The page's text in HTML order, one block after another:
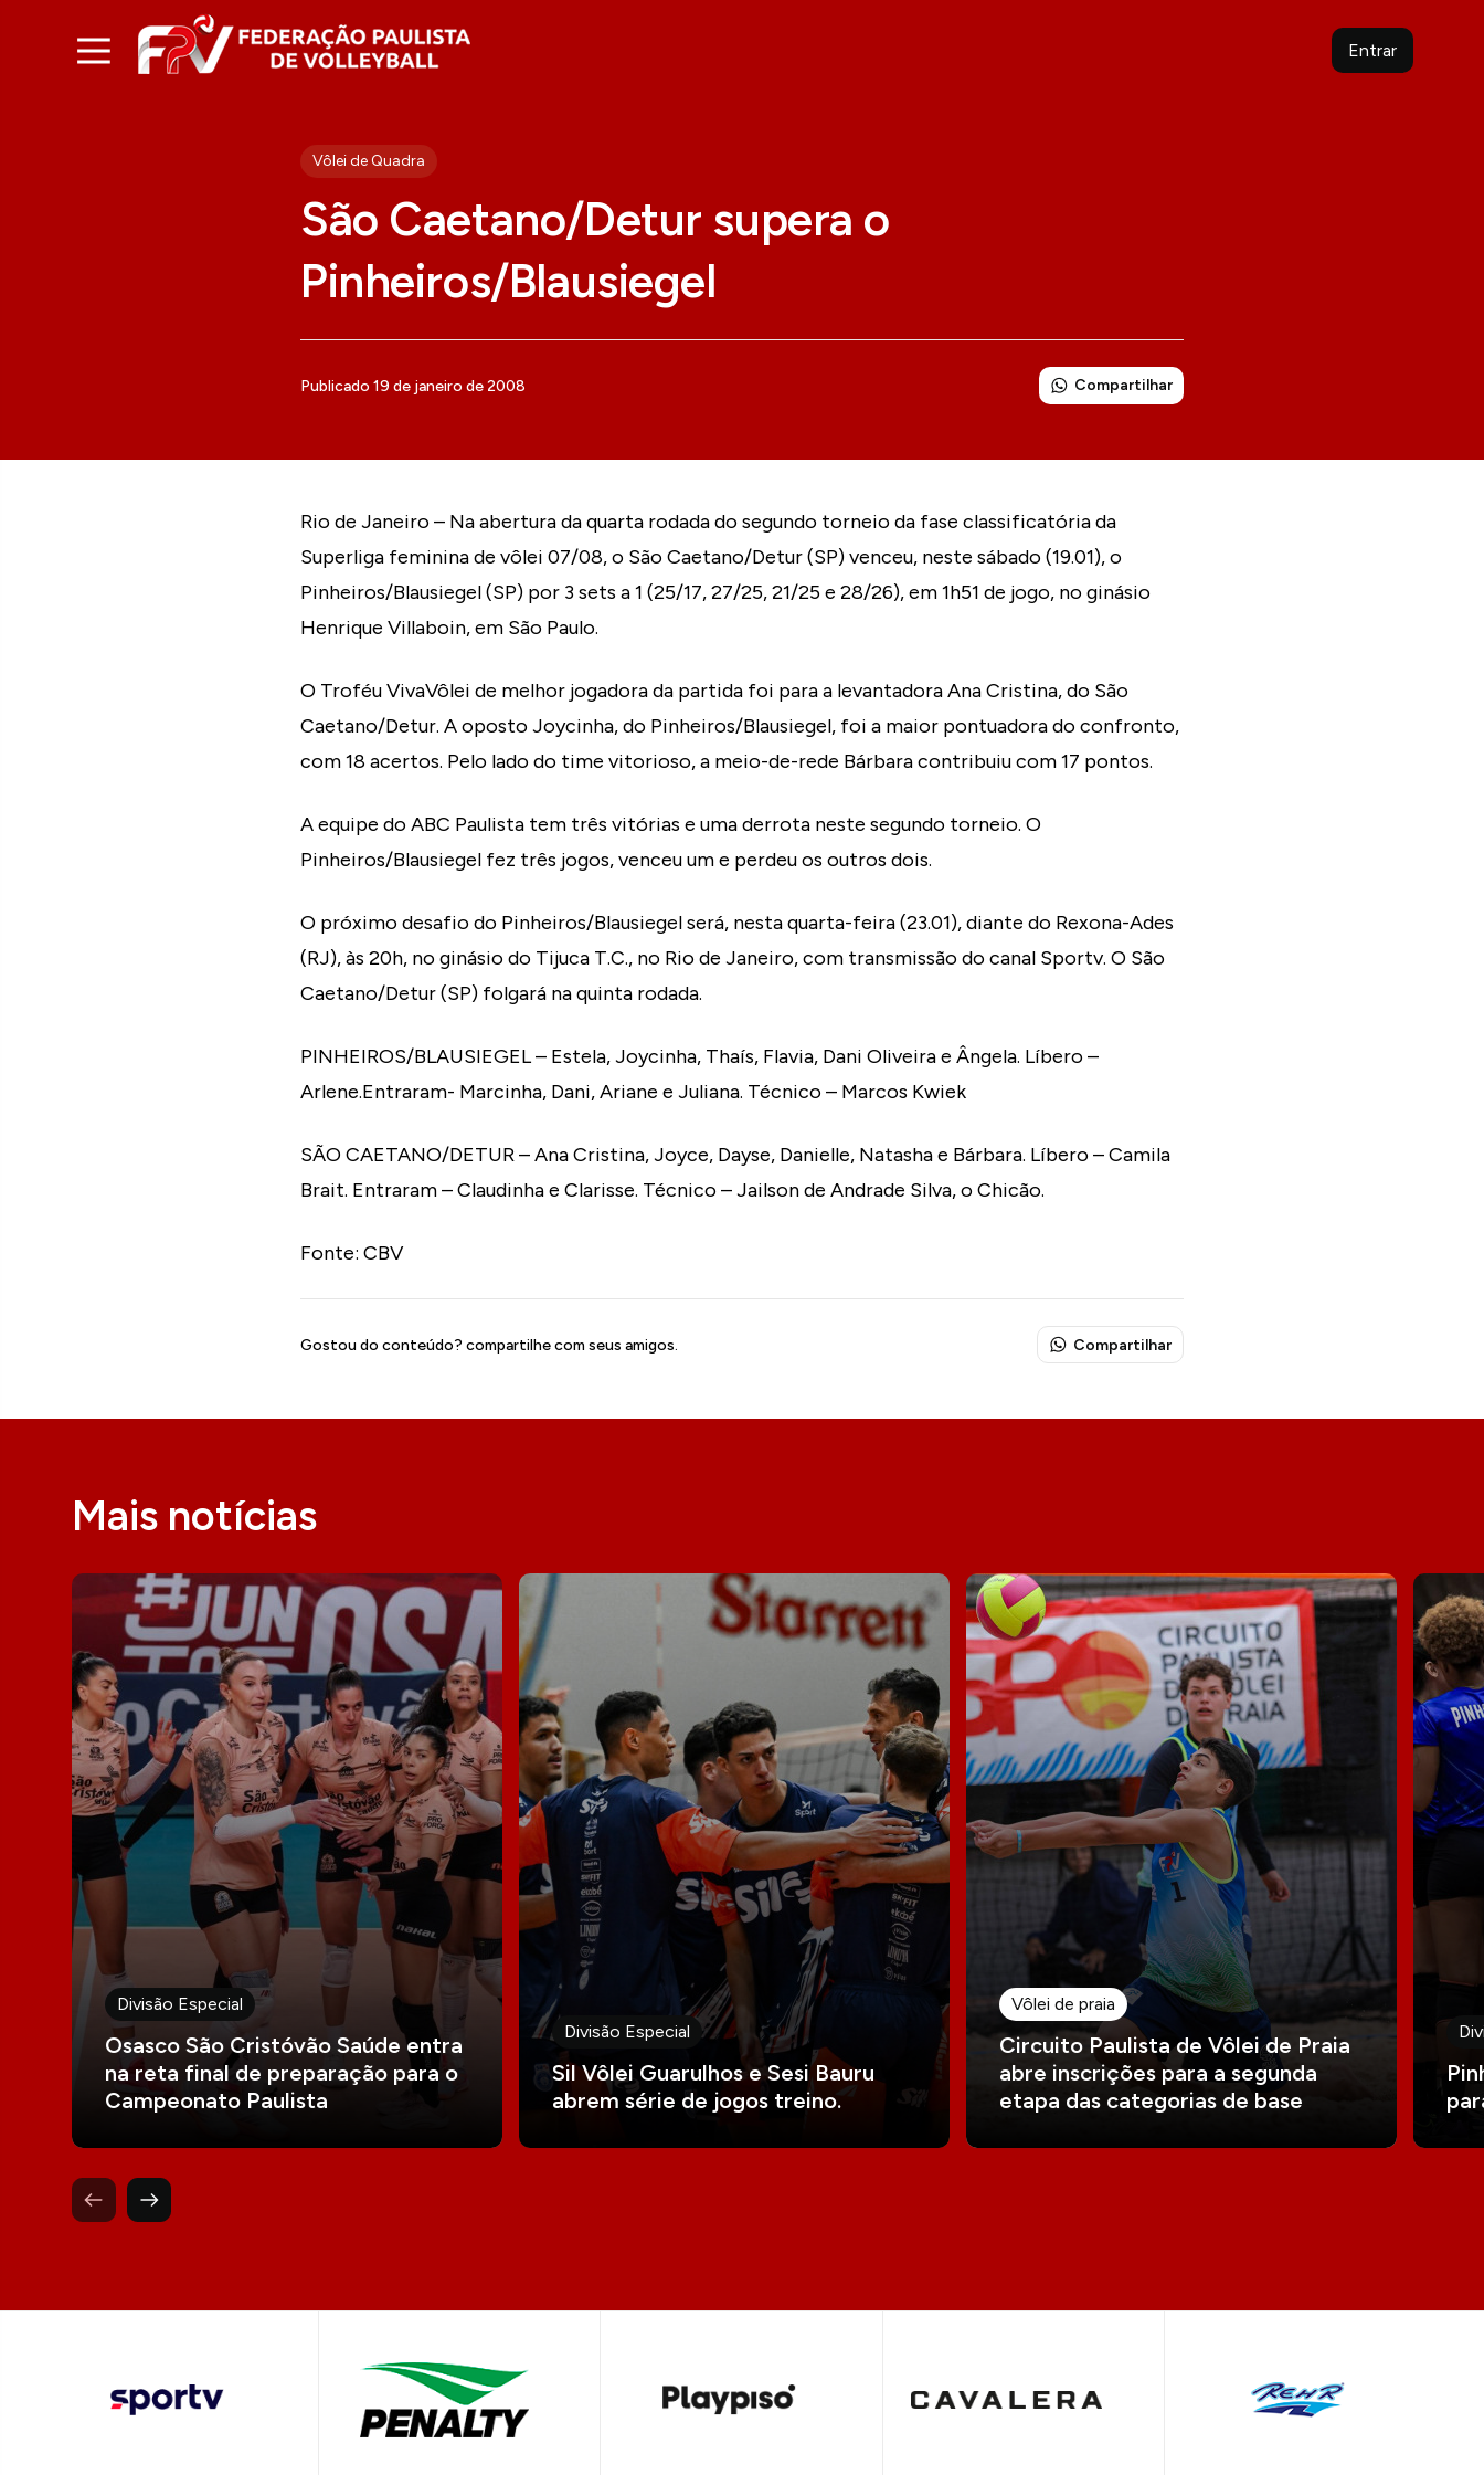
Entrar
Vôlei de Quadra
São Caetano/Detur supera o
Pinheiros/Blausiegel
Publicado 19 de janeiro de 2008 Compartilhar
Rio de Janeiro – Na abertura da quarta rodada do segundo torneio da fase classificatória da
Superliga feminina de vôlei 07/08, o São Caetano/Detur (SP) venceu, neste sábado (19.01), o
Pinheiros/Blausiegel (SP) por 3 sets a 1 (25/17, 27/25, 21/25 e 28/26), em 1h51 de jogo, no ginásio
Henrique Villaboin, em São Paulo.
O Troféu VivaVôlei de melhor jogadora da partida foi para a levantadora Ana Cristina, do São
Caetano/Detur. A oposto Joycinha, do Pinheiros/Blausiegel, foi a maior pontuadora do confronto,
com 18 acertos. Pelo lado do time vitorioso, a meio-de-rede Bárbara contribuiu com 17 pontos.
A equipe do ABC Paulista tem três vitórias e uma derrota neste segundo torneio. O
Pinheiros/Blausiegel fez três jogos, venceu um e perdeu os outros dois.
O próximo desafio do Pinheiros/Blausiegel será, nesta quarta-feira (23.01), diante do Rexona-Ades
(RJ), às 20h, no ginásio do Tijuca T.C., no Rio de Janeiro, com transmissão do canal Sportv. O São
Caetano/Detur (SP) folgará na quinta rodada.
PINHEIROS/BLAUSIEGEL – Estela, Joycinha, Thaís, Flavia, Dani Oliveira e Ângela. Líbero –
Arlene.Entraram- Marcinha, Dani, Ariane e Juliana. Técnico – Marcos Kwiek
SÃO CAETANO/DETUR – Ana Cristina, Joyce, Dayse, Danielle, Natasha e Bárbara. Líbero – Camila
Brait. Entraram – Claudinha e Clarisse. Técnico – Jailson de Andrade Silva, o Chicão.
Fonte: CBV
Gostou do conteúdo? compartilhe com seus amigos. Compartilhar
Mais notícias
Divisão Especial
Osasco São Cristóvão Saúde entra
na reta final de preparação para o
Campeonato Paulista
Divisão Especial
Sil Vôlei Guarulhos e Sesi Bauru
abrem série de jogos treino.
Vôlei de praia
Circuito Paulista de Vôlei de Praia
abre inscrições para a segunda
etapa das categorias de base